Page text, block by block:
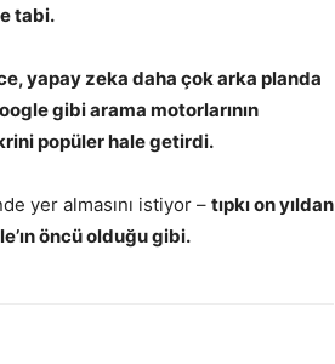
tabi.
yapay zeka daha çok arka planda
gibi arama motorlarının
popüler hale getirdi.
yer almasını istiyor – tıpkı on yıldan
öncü olduğu gibi.